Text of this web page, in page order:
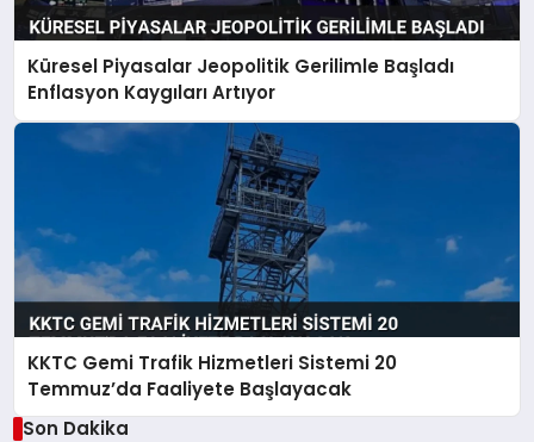
Küresel Piyasalar Jeopolitik Gerilimle Başladı
Enflasyon Kaygıları Artıyor
KKTC Gemi Trafik Hizmetleri Sistemi 20
Temmuz’da Faaliyete Başlayacak
Son Dakika